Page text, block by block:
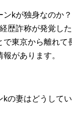
ンkが独身なのか
歴詐称が発覚し
で東京から離れて
があります。
kの妻はどうして